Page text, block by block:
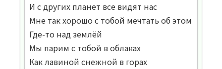
И с других планет все видят нас
Мне так хорошо с тобой мечтать об этом
Где-то над землёй
Мы парим с тобой в облаках
Как лавиной снежной в горах